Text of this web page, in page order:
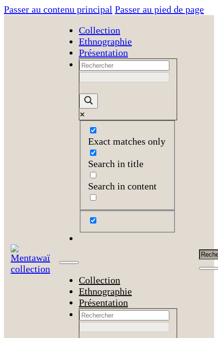
Passer au contenu principal Passer au pied de page
Collection
Ethnographie
Présentation
Exact matches only
Search in title
Search in content
Collection
Ethnographie
Présentation